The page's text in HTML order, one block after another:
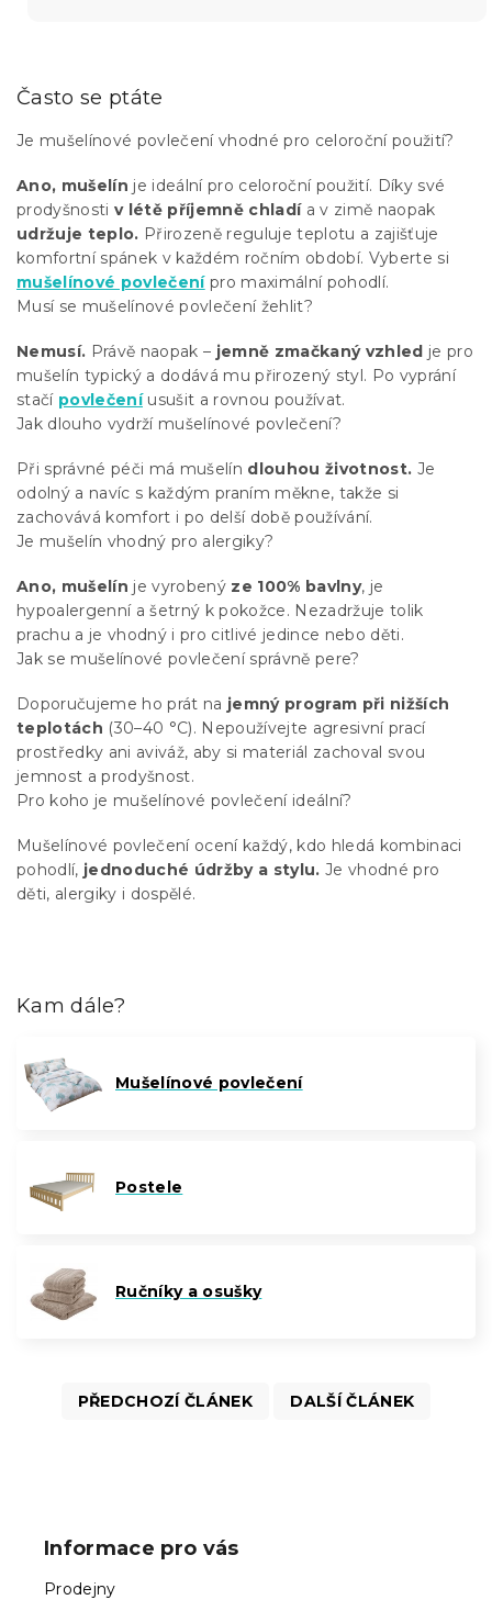
Často se ptáte
Je mušelínové povlečení vhodné pro celoroční použití?
Ano, mušelín je ideální pro celoroční použití. Díky své
prodyšnosti v létě příjemně chladía v zimě naopak
udržuje teplo. Přirozeně reguluje teplotu a zajišťuje
komfortní spánek v každém ročním období. Vyberte si
mušelínové povlečenípro maximální pohodlí.
Musí se mušelínové povlečení žehlit?
Nemusí. Právě naopak – jemně zmačkaný vzhled je pro
mušelín typický a dodává mu přirozený styl. Po vyprání
stačí povlečeníusušit a rovnou používat.
Jak dlouho vydrží mušelínové povlečení?
Při správné péči má mušelín dlouhou životnost. Je
odolný a navíc s každým praním měkne, takže si
zachovává komfort i po delší době používání.
Je mušelín vhodný pro alergiky?
Ano, mušelín je vyrobený ze 100% bavlny, je
hypoalergenní a šetrný k pokožce. Nezadržuje tolik
prachu a je vhodný i pro citlivé jedince nebo děti.
Jak se mušelínové povlečení správně pere?
Doporučujeme ho prát na jemný program při nižších
teplotách (30–40 °C). Nepoužívejte agresivní prací
prostředky ani aviváž, aby si materiál zachoval svou
jemnost a prodyšnost.
Pro koho je mušelínové povlečení ideální?
Mušelínové povlečení ocení každý, kdo hledá kombinaci
pohodlí, jednoduché údržby a stylu. Je vhodné pro
děti, alergiky i dospělé.
Kam dále?
Mušelínové povlečení
Postele
Ručníky a osušky
PŘEDCHOZÍ ČLÁNEK DALŠÍ ČLÁNEK
Informace pro vás
Prodejny